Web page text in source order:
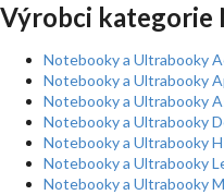
Výrobci kategorie
Notebooky a Ultrabooky
Notebooky a Ultrabooky
Notebooky a Ultrabooky
Notebooky a Ultrabooky
Notebooky a Ultrabooky
Notebooky a Ultrabooky
Notebooky a Ultrabooky